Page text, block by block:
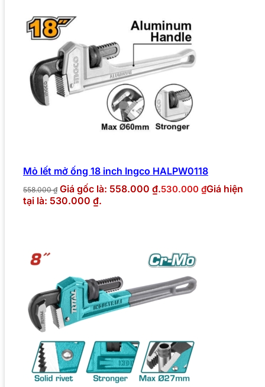
Mỏ lết mở ống 18 inch Ingco HALPW0118
558.000₫ Giá gốc là: 558.000 ₫.530.000 ₫Giá hiện
tại là: 530.000 ₫.